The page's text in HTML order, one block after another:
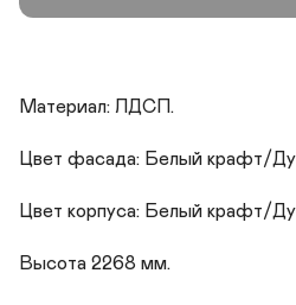
Материал: ЛДСП.
Цвет фасада: Белый крафт/
Цвет корпуса: Белый крафт/
Высота 2268 мм.